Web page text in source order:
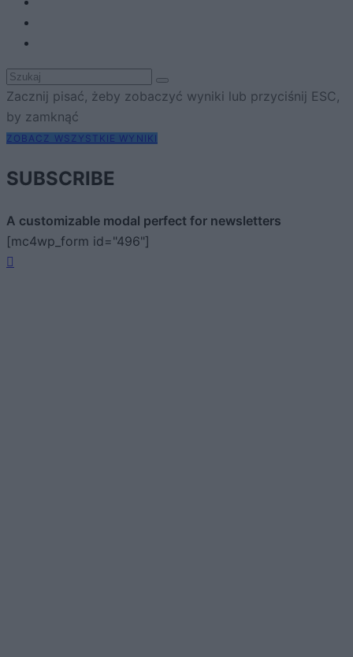
Zacznij pisać, żeby zobaczyć wyniki lub przyciśnij ESC,
by zamknąć
ZOBACZ WSZYSTKIE WYNIKI
SUBSCRIBE
A customizable modal perfect for newsletters
[mc4wp_form id="496"]